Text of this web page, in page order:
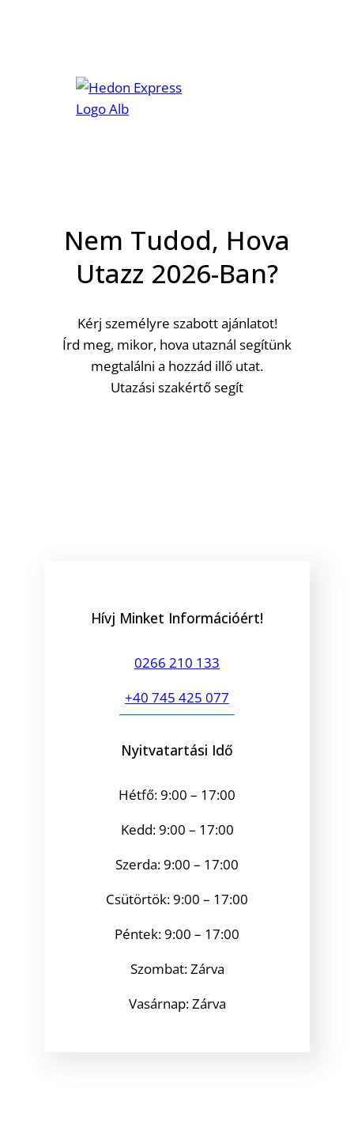
Nem Tudod, Hova
Utazz 2026-Ban?
Kérj személyre szabott ajánlatot!
Írd meg, mikor, hova utaznál segítünk
megtalálni a hozzád illő utat.
Utazási szakértő segít
Hívj Minket Információért!
0266 210 133
+40 745 425 077
Nyitvatartási Idő
Hétfő: 9:00 – 17:00
Kedd: 9:00 – 17:00
Szerda: 9:00 – 17:00
Csütörtök: 9:00 – 17:00
Péntek: 9:00 – 17:00
Szombat: Zárva
Vasárnap: Zárva